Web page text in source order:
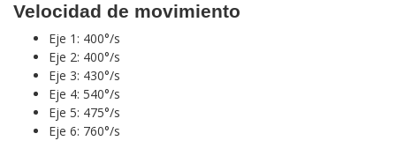
Velocidad de movimiento
Eje 1: 400°/s
Eje 2: 400°/s
Eje 3: 430°/s
Eje 4: 540°/s
Eje 5: 475°/s
Eje 6: 760°/s